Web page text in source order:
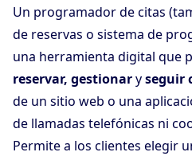
Un programador de citas
de reservas o sistema de
una herramienta digital que
reservar, gestionaryseguir
de un sitio web o una
de llamadas telefónicas ni
Permite a los clientes elegir